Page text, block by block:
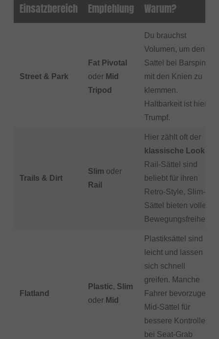
Einsatzbereich Empfehlung Warum?
Street & Park
Fat Pivotal
oder Mid
Tripod
Du brauchst
Volumen, um den
Sattel bei Barspins
mit den Knien zu
klemmen.
Haltbarkeit ist hier
Trumpf.
Trails & Dirt
Slim oder
Rail
Hier zählt oft der
klassische Look
Rail-Sättel sind
beliebt für ihren
Retro-Style, Slim-
Sättel bieten volle
Bewegungsfreiheit.
Flatland
Plastic, Slim
oder Mid
Plastiksättel sind
leicht und lassen
sich schnell
greifen. Manche
Fahrer bevorzugen
Mid-Sättel für
bessere Kontrolle
bei Seat-Grab